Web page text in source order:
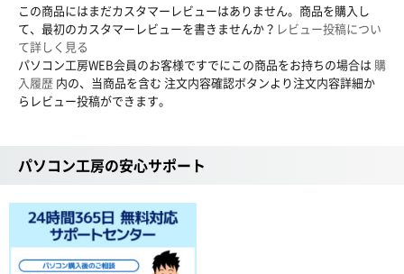
この商品にはまだカスタマーレビューはありません。商品を購入し
て、最初のカスタマーレビューを書きませんか？ レビュー投稿につい
て詳しく見る
パソコン工房WEB会員のお客様ですでにこの商品をお持ちの場合は 購
入履歴 内の、当商品を含む 注文内容確認ボタンより注文内容詳細か
らレビュー投稿ができます。
パソコン工房の安心サポート